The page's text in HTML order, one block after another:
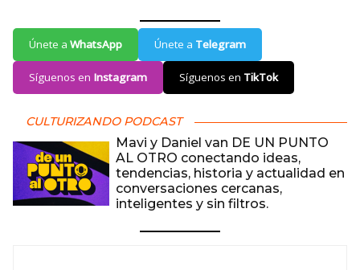
Únete a WhatsApp Únete a Telegram
Síguenos en Instagram Síguenos en TikTok
CULTURIZANDO PODCAST
Mavi y Daniel van DE UN PUNTO
AL OTRO conectando ideas,
tendencias, historia y actualidad en
conversaciones cercanas,
inteligentes y sin filtros.